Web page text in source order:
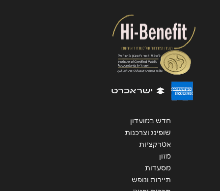
שליחה
חדש במועדון
שופינג וצרכנות
אטרקציות
מזון
מסעדות
תיירות ונופש